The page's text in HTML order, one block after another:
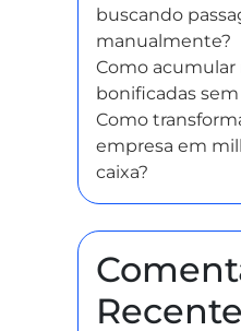
buscando
manualmente?
Como
bonificadas
Como
empresa em
caixa?